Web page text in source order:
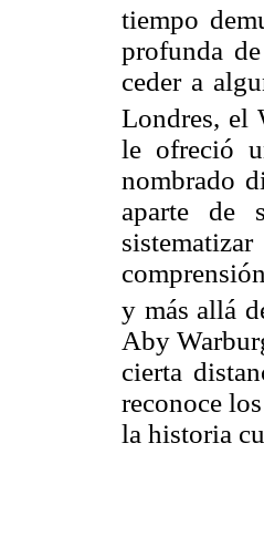
tiempo
profunda
ceder a
Londres, el
le ofreció
nombrado
aparte de
y más allá
Aby
cierta
reconoce
la historia